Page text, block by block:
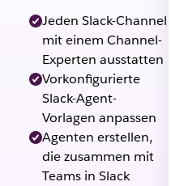
Jeden Slack-Channel
mit einem Channel-
Experten ausstatten
Vorkonfigurierte
Slack-Agent-
Vorlagen anpassen
Agenten erstellen,
die zusammen mit
Teams in Slack